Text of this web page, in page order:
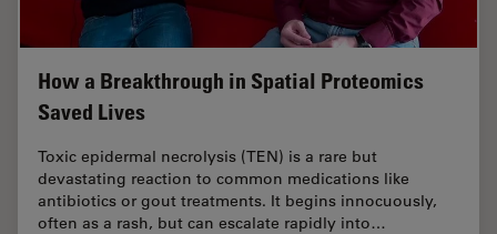
How a Breakthrough in Spatial Proteomics
Saved Lives
Toxic epidermal necrolysis (TEN) is a rare but
devastating reaction to common medications like
antibiotics or gout treatments. It begins innocuously,
often as a rash, but can escalate rapidly into…